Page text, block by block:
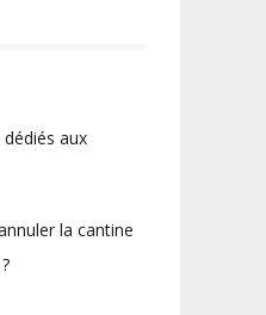
aux
la cantine